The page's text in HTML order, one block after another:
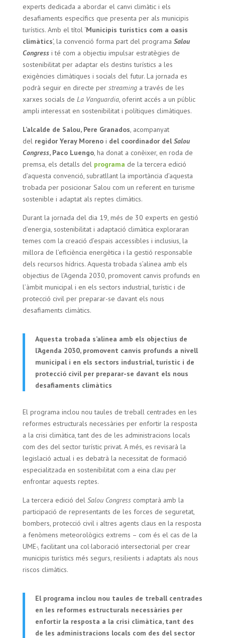
experts dedicada a abordar el canvi climàtic i els
desafiaments específics que presenta per als municipis
turístics. Amb el títol ‘Municipis turístics com a oasis
climàtics’, la convenció forma part del programa Salou
Congressi té com a objectiu impulsar estratègies de
sostenibilitat per adaptar els destins turístics a les
exigències climàtiques i socials del futur. La jornada es
podrà seguir en directe per streaminga través de les
xarxes socials de La Vanguardia, oferint accés a un públic
ampli interessat en sostenibilitat i polítiques climàtiques.
L’alcalde de Salou, Pere Granados, acompanyat
del regidor Yeray Morenoi del coordinador delSalou
Congress, Paco Luengo, ha donat a conèixer, en roda de
premsa, els detalls del programa de la tercera edició
d’aquesta convenció, subratllant la importància d’aquesta
trobada per posicionar Salou com un referent en turisme
sostenible i adaptat als reptes climàtics.
Durant la jornada del dia 19, més de 30 experts en gestió
d’energia, sostenibilitat i adaptació climàtica exploraran
temes com la creació d’espais accessibles i inclusius, la
millora de l’eficiència energètica i la gestió responsable
dels recursos hídrics. Aquesta trobada s’alinea amb els
objectius de l’Agenda 2030, promovent canvis profunds en
l’àmbit municipal i en els sectors industrial, turístic i de
protecció civil per preparar-se davant els nous
desafiaments climàtics.
Aquesta trobada s’alinea amb els objectius de
l’Agenda 2030, promovent canvis profunds a nivell
municipal i en els sectors industrial, turístic i de
protecció civil per preparar-se davant els nous
desafiaments climàtics
El programa inclou nou taules de treball centrades en les
reformes estructurals necessàries per enfortir la resposta
a la crisi climàtica, tant des de les administracions locals
com des del sector turístic privat. A més, es revisarà la
legislació actual i es debatrà la necessitat de formació
especialitzada en sostenibilitat com a eina clau per
enfrontar aquests reptes.
La tercera edició del Salou Congresscomptarà amb la
participació de representants de les forces de seguretat,
bombers, protecció civil i altres agents claus en la resposta
a fenòmens meteorològics extrems – com és el cas de la
UME-, facilitant una col·laboració intersectorial per crear
municipis turístics més segurs, resilients i adaptats als nous
riscos climàtics.
El programa inclou nou taules de treball centrades
en les reformes estructurals necessàries per
enfortir la resposta a la crisi climàtica, tant des
de les administracions locals com des del sector